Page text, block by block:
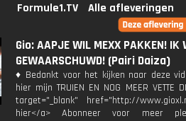
Formule1.TV
Alle afleveringen
Gio: AAPJE WIL MEXX PAKKEN! IK
GEWAARSCHUWD! (Pairi Daiza)
♦ Bedankt voor het kijken naar deze
hier mijn TRUIEN EN NOG MEER VETTE
target="_blank" href="http://
hier</a> Abonneer voor meer